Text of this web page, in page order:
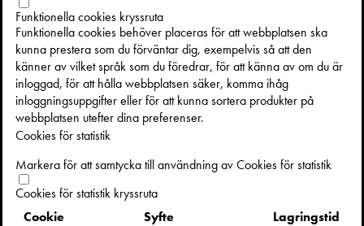
Hellberg
på temat systerskap, med anledning av Eleonoras
nysläppta romanSystrar oavsett.
Eleonora von Essens skönlitterära debutSystrar oavsettär en
allvarlig och samtidigt komisk roman som djupdyker i relationer,
de man föds in i och de man väljer själv.
Leona har vuxit upp i en okonventionell familj med en sexterapeut
varit hennes trygghet och tillsammans har de skapat ett
ogenomträngligt kraftfält. De delar sorg och glädje och alla viktiga
beslut tillsammans.
Funktionella cookies kryssruta
Funktionella cookies behöver placeras för att webbplatsen ska
kunna prestera som du förväntar dig, exempelvis så att den
känner av vilket språk som du föredrar, för att känna av om du är
inloggad, för att hålla webbplatsen säker, komma ihåg
inloggningsuppgifter eller för att kunna sortera produkter på
webbplatsen utefter dina preferenser.
Cookies för statistik
Markera för att samtycka till användning av Cookies för statistik
Cookies för statistik kryssruta
Cookie
Syfte Lagringstid